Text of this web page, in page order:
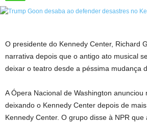
O presidente do Kennedy Center, Richard
narrativa depois que o antigo ato musical
deixar o teatro desde a péssima mudança
A Ópera Nacional de Washington anunciou
deixando o Kennedy Center depois de
Kennedy Center. O grupo disse à NPR que